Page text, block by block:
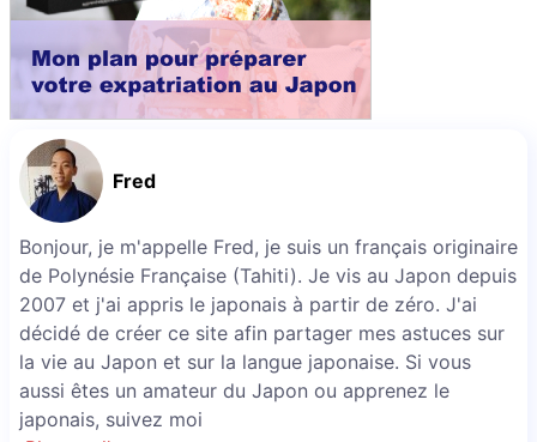
Fred
Bonjour, je m'appelle Fred, je suis un français originaire
de Polynésie Française (Tahiti). Je vis au Japon depuis
2007 et j'ai appris le japonais à partir de zéro. J'ai
décidé de créer ce site afin partager mes astuces sur
la vie au Japon et sur la langue japonaise. Si vous
aussi êtes un amateur du Japon ou apprenez le
japonais, suivez moi